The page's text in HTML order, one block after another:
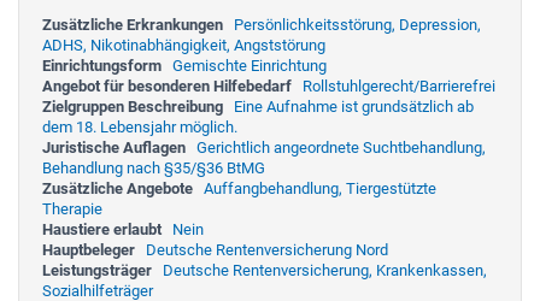
Zusätzliche Erkrankungen
Persönlichkeitsstörung, Depression,
ADHS, Nikotinabhängigkeit, Angststörung
Einrichtungsform Gemischte Einrichtung
Angebot für besonderen Hilfebedarf
Rollstuhlgerecht/Barrierefrei
Zielgruppen Beschreibung
Eine Aufnahme ist grundsätzlich ab
dem 18. Lebensjahr möglich.
Juristische Auflagen Gerichtlich angeordnete Suchtbehandlung,
Behandlung nach §35/§36 BtMG
Zusätzliche Angebote Auffangbehandlung, Tiergestützte
Therapie
Haustiere erlaubt
Nein
Hauptbeleger
Deutsche Rentenversicherung Nord
Leistungsträger
Deutsche Rentenversicherung, Krankenkassen,
Sozialhilfeträger